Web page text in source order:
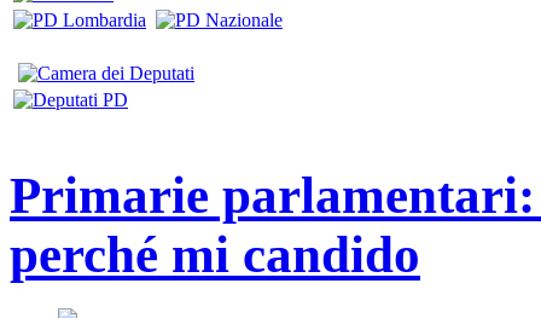
Primarie
perché mi candido